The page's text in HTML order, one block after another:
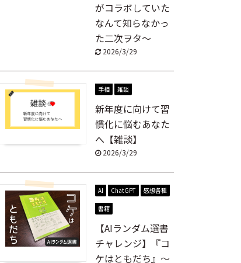
がコラボしていた
なんて知らなかっ
た二次ヲタ～
2026/3/29
手相 雑談
新年度に向けて習
慣化に悩むあなた
へ【雑談】
2026/3/29
AI ChatGPT 感想各種
書籍
【AIランダム選書
チャレンジ】『コ
ケはともだち』～